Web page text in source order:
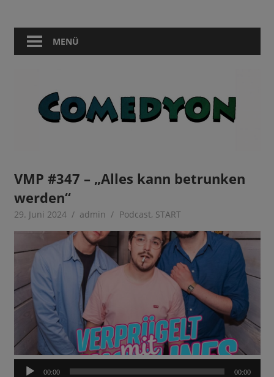
springen
Comedyon
Berlin
MENÜ
VMP #347 – „Alles kann betrunken
werden“
29. Juni 2024 admin Podcast, START
Audio-
00:00 00:00